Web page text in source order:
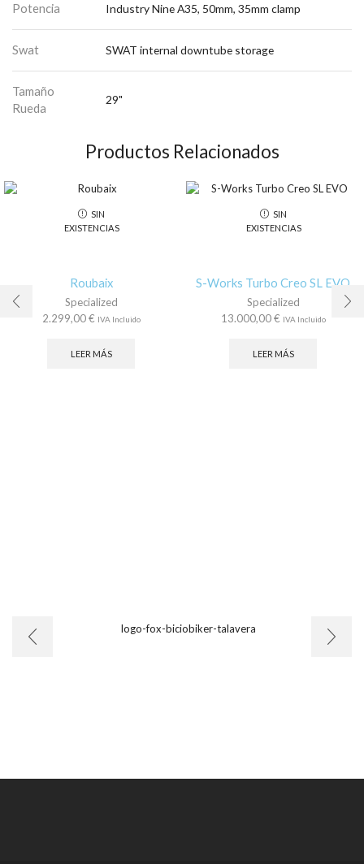
Potencia Industry Nine A35, 50mm, 35mm clamp
Swat SWAT internal downtube storage
Tamaño
Rueda
29"
Productos Relacionados
SIN
EXISTENCIAS
Roubaix
Specialized
2.299,00€ IVA Incluido
LEER MÁS
SIN
EXISTENCIAS
S-Works Turbo Creo SL EVO
Specialized
13.000,00€ IVA Incluido
LEER MÁS